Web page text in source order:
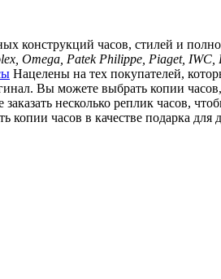
конструкций часов, стилей и
Omega, Patek Philippe, Piaget, IWC,
Нацелены на тех покупателей,
Вы можете выбрать копии
несколько реплик часов,
часов в качестве подарка для